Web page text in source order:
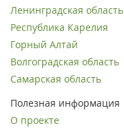
Ленинградская область
Республика Карелия
Горный Алтай
Волгоградская область
Самарская область
Полезная информация
О проекте